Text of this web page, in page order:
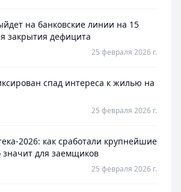
на банковские линии на 15
закрытия дефицита
25 февраля 2026 г.
спад интереса к жилью на
25 февраля 2026 г.
2026: как сработали крупнейшие
значит для заемщиков
25 февраля 2026 г.